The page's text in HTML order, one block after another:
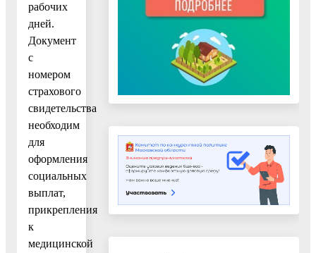
рабочих
дней.
Документ
с
номером
страхового
свидетельства
необходим
для
оформления
социальных
выплат,
прикрепления
к
медицинской